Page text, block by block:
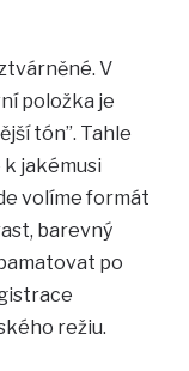
V
položka je
tón”. Tahle
jakémusi
volíme formát
barevný
po
režiu.